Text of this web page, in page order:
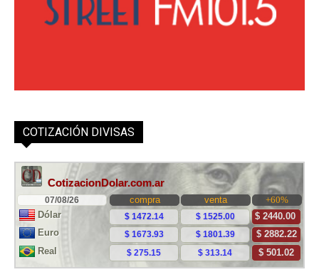
COTIZACIÓN DIVISAS